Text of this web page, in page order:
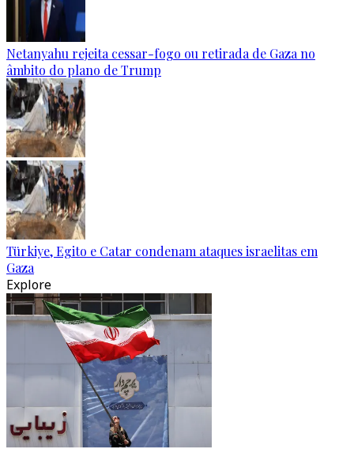
Netanyahu rejeita cessar-fogo ou retirada de Gaza no
âmbito do plano de Trump
Türkiye, Egito e Catar condenam ataques israelitas em
Gaza
Explore